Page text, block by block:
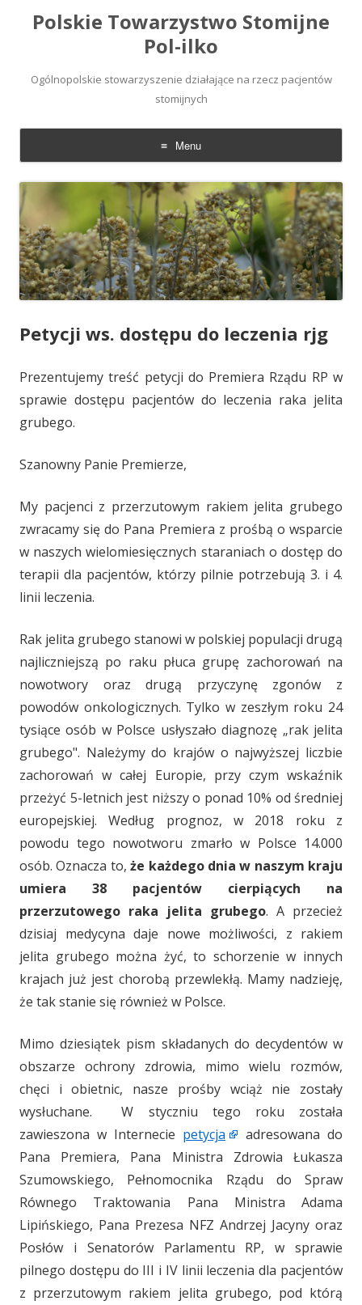
Polskie Towarzystwo Stomijne
Pol-ilko
Ogólnopolskie stowarzyszenie działające na rzecz pacjentów
stomijnych
Menu
Skip
to
content
Petycji ws. dostępu do leczenia rjg
Prezentujemy treść petycji do Premiera Rządu RP w
sprawie dostępu pacjentów do leczenia raka jelita
grubego.
Szanowny Panie Premierze,
My pacjenci z przerzutowym rakiem jelita grubego
zwracamy się do Pana Premiera z prośbą o wsparcie
w naszych wielomiesięcznych staraniach o dostęp do
terapii dla pacjentów, którzy pilnie potrzebują 3. i 4.
linii leczenia.
Rak jelita grubego stanowi w polskiej populacji drugą
najliczniejszą po raku płuca grupę zachorowań na
nowotwory oraz drugą przyczynę zgonów z
powodów onkologicznych. Tylko w zeszłym roku 24
tysiące osób w Polsce usłyszało diagnozę „rak jelita
grubego". Należymy do krajów o najwyższej liczbie
zachorowań w całej Europie, przy czym wskaźnik
przeżyć 5-letnich jest niższy o ponad 10% od średniej
europejskiej. Według prognoz, w 2018 roku z
powodu tego nowotworu zmarło w Polsce 14.000
osób. Oznacza to,że każdego dnia w naszym kraju
umiera 38 pacjentów cierpiących na
przerzutowego raka jelita grubego. A przecież
dzisiaj medycyna daje nowe możliwości, z rakiem
jelita grubego można żyć, to schorzenie w innych
krajach już jest chorobą przewlekłą. Mamy nadzieję,
że tak stanie się również w Polsce.
Mimo dziesiątek pism składanych do decydentów w
obszarze ochrony zdrowia, mimo wielu rozmów,
chęci i obietnic, nasze prośby wciąż nie zostały
wysłuchane. W styczniu tego roku została
zawieszona w Internecie petycja
adresowana do
Pana Premiera, Pana Ministra Zdrowia Łukasza
Szumowskiego, Pełnomocnika Rządu do Spraw
Równego Traktowania Pana Ministra Adama
Lipińskiego, Pana Prezesa NFZ Andrzej Jacyny oraz
Posłów i Senatorów Parlamentu RP, w sprawie
pilnego dostępu do III i IV linii leczenia dla pacjentów
z przerzutowym rakiem jelita grubego, pod którą